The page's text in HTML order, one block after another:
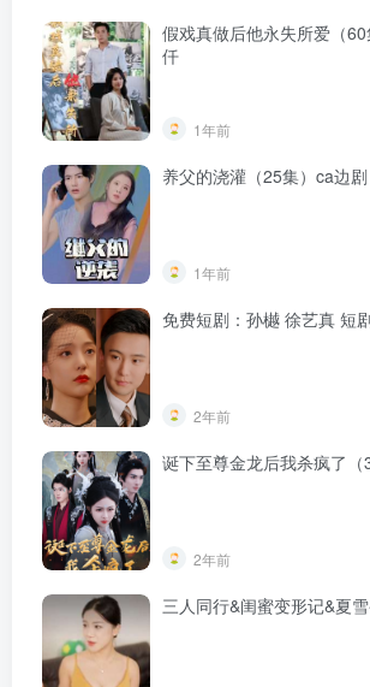
假戏真做后他永失所爱（
仟
1年前
养父的浇灌（25集）ca边剧
1年前
免费短剧：孙樾 徐艺真 短
2年前
诞下至尊金龙后我杀疯了
2年前
三人同行&闺蜜变形记&夏